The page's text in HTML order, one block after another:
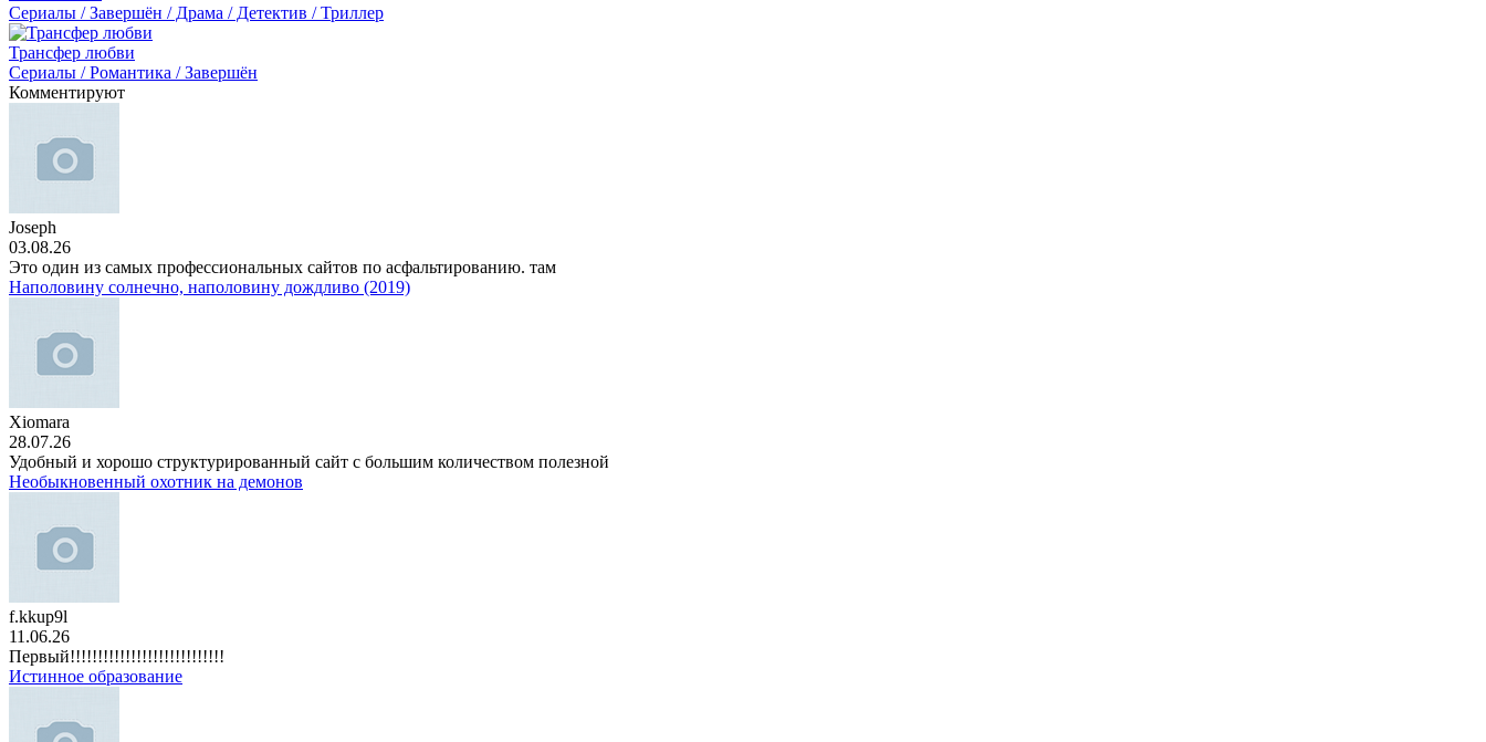
Сериалы / Завершён / Драма / Детектив / Триллер
Трансфер любви
Сериалы / Романтика / Завершён
Комментируют
Joseph
03.08.26
Это один из самых профессиональных сайтов по асфальтированию. там
Наполовину солнечно, наполовину дождливо (2019)
Xiomara
28.07.26
Удобный и хорошо структурированный сайт с большим количеством полезной
Необыкновенный охотник на демонов
f.kkup9l
11.06.26
Первый!!!!!!!!!!!!!!!!!!!!!!!!!!!!
Истинное образование